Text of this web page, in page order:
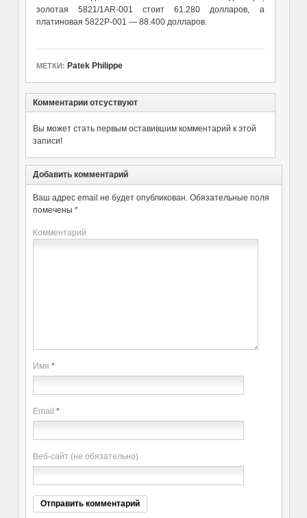
золотая 5821/1AR-001 стоит 61.280 долларов, а
платиновая 5822P-001 — 88.400 долларов.
МЕТКИ: Patek Philippe
Комментарии отсуствуют
Вы может стать первым оставившим комментарий к этой
записи!
Добавить комментарий
Ваш адрес email не будет опубликован. Обязательные поля
помечены *
Комментарий
Имя *
Email *
Веб-сайт (не обязательно)